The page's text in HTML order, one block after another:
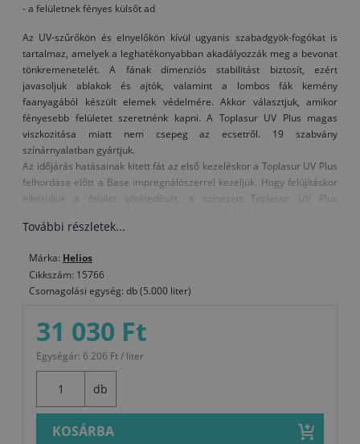
- a felületnek fényes külsőt ad
Az UV-szűrőkön és elnyelőkön kívül ugyanis szabadgyök-fogókat is
tartalmaz, amelyek a leghatékonyabban akadályozzák meg a bevonat
tönkremenetelét. A fának dimenziós stabilitást biztosít, ezért
javasoljuk ablakok és ajtók, valamint a lombos fák kemény
faanyagából készült elemek védelmére. Akkor választjuk, amikor
fényesebb felületet szeretnénk kapni. A Toplasur UV Plus magas
viszkozitása miatt nem csepeg az ecsetről. 19 szabvány
színárnyalatban gyártjuk.
Az időjárás hatásainak kitett fát az első kezeléskor a Toplasur UV Plus
felhordása előtt a Base impregnálószerrel kezeljük. Hogy felújításkor
elkerüljük a felület sötétedését, a színezett Toplasur UV Plus
azonos mennyiségben és az így kapott keveréket visszük fel a
Amikor kerti bútort festünk vagy mechanikai igénybevételnek kitett
faelemeket, az igénybevétel előtt egy héten keresztül hagyjuk
száradni.
Figyelmeztetés: A színtelen, 12. számú Toplasur UV Plus nem
alkalmas utolsó bevonatrétegként a sötét színű lazúrokra, vagy a
sötétebb színárnyalatú fafajtákra, mivel a különleges UV-szűrők
és elnyelők tejszerű külsőt adhatnak a felületnek.
Felhasználás:
További részletek...
Márka: Helios
Cikkszám: 15766
Csomagolási egység: db (5.000 liter)
31 030 Ft
Egységár: 6 206 Ft / liter
db
KOSÁRBA